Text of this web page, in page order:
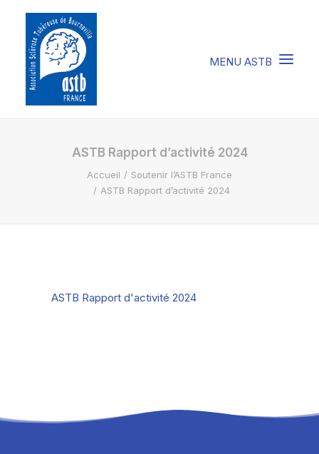
COMPRENDRE LA STB
SOIGNER LA STB
FAIRE UN DON
ASTB Rapport d’activité 2024
Accueil
Soutenir l’ASTB France
ASTB Rapport d’activité 2024
ASTB Rapport d'activité 2024